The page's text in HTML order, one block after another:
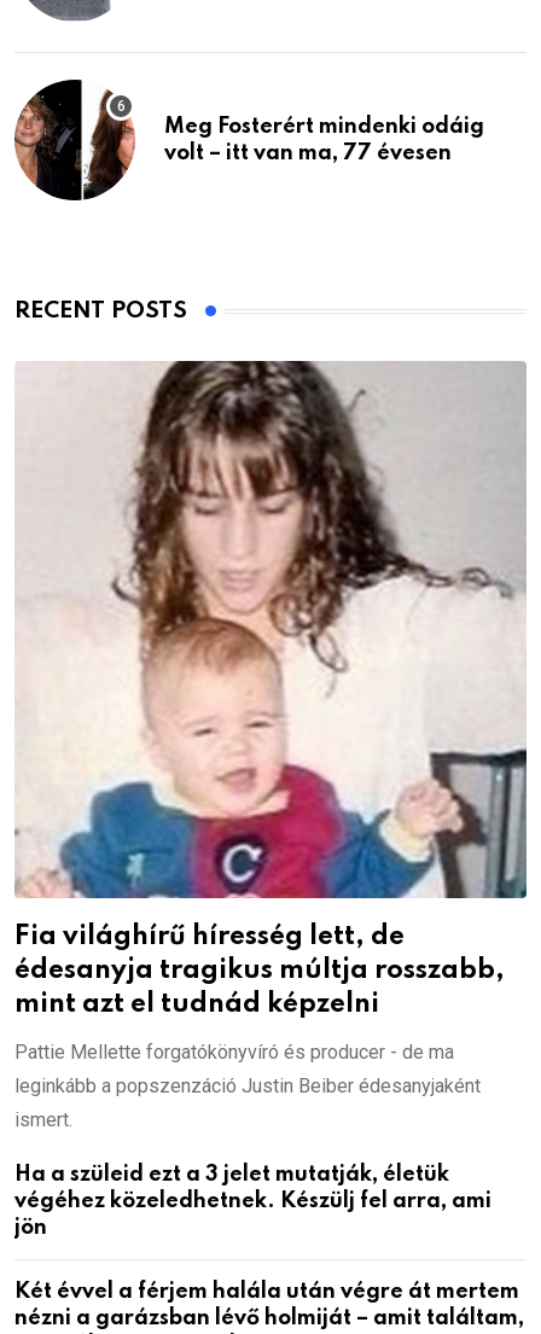
Meg Fosterért mindenki odáig
volt – itt van ma, 77 évesen
RECENT POSTS
Fia világhírű híresség lett, de
édesanyja tragikus múltja rosszabb,
mint azt el tudnád képzelni
Pattie Mellette forgatókönyvíró és producer - de ma
leginkább a popszenzáció Justin Beiber édesanyjaként
ismert.
Ha a szüleid ezt a 3 jelet mutatják, életük
végéhez közeledhetnek. Készülj fel arra, ami
jön
Két évvel a férjem halála után végre át mertem
nézni a garázsban lévő holmiját – amit találtam,